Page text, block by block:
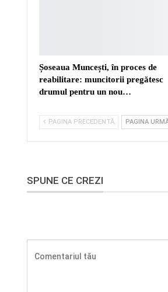
Șoseaua Muncești, în proces de
reabilitare: muncitorii pregătesc
drumul pentru un nou…
PAGINA PRECEDENTĂ PAGINA
SPUNE CE CREZI